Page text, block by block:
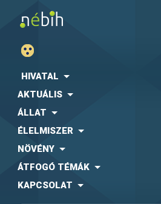
HIVATAL
AKTUÁLIS
ÁLLAT
ÉLELMISZER
NÖVÉNY
ÁTFOGÓ TÉMÁK
KAPCSOLAT